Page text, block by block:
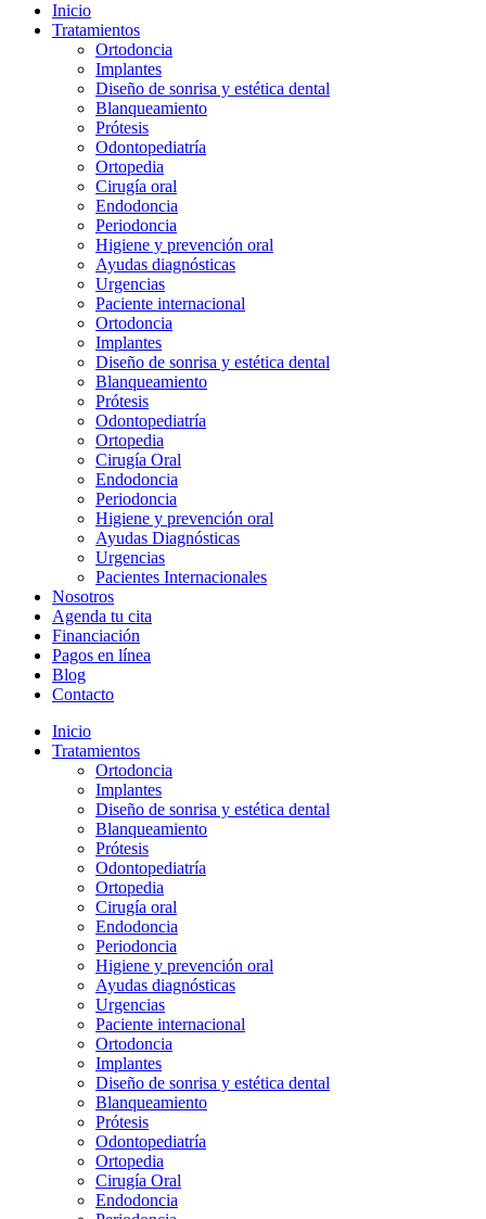
Inicio
Tratamientos
Ortodoncia
Implantes
Diseño de sonrisa y estética dental
Blanqueamiento
Prótesis
Odontopediatría
Ortopedia
Cirugía oral
Endodoncia
Periodoncia
Higiene y prevención oral
Ayudas diagnósticas
Urgencias
Paciente internacional
Ortodoncia
Implantes
Diseño de sonrisa y estética dental
Blanqueamiento
Prótesis
Odontopediatría
Ortopedia
Cirugía Oral
Endodoncia
Periodoncia
Higiene y prevención oral
Ayudas Diagnósticas
Urgencias
Pacientes Internacionales
Nosotros
Agenda tu cita
Financiación
Pagos en línea
Blog
Contacto
Inicio
Tratamientos
Ortodoncia
Implantes
Diseño de sonrisa y estética dental
Blanqueamiento
Prótesis
Odontopediatría
Ortopedia
Cirugía oral
Endodoncia
Periodoncia
Higiene y prevención oral
Ayudas diagnósticas
Urgencias
Paciente internacional
Ortodoncia
Implantes
Diseño de sonrisa y estética dental
Blanqueamiento
Prótesis
Odontopediatría
Ortopedia
Cirugía Oral
Endodoncia